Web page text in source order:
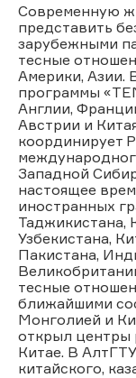
Современную
представить
зарубежными
тесные
Америки, Азии.
программы
Англии,
Австрии и
координирует
Западной
настоящее
иностранных
Таджикистана,
Узбекистана,
Пакистана,
тесные
ближайшими
Монголией и
открыл центры
Китае. В
китайского,